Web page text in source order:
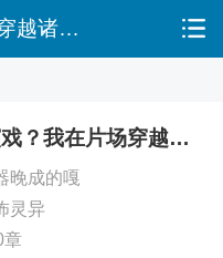
娱乐：演戏？我在片场穿越诸天！
晚成的嘎
灵异
章
娱乐：演戏？我在片场穿越诸天！